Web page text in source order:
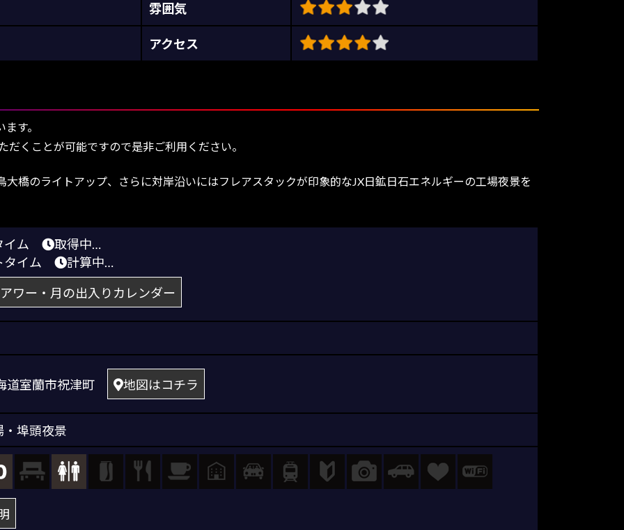
雰囲気
アクセス
す。
だくことが可能ですので是非ご利用ください。
橋のライトアップ、さらに対岸沿いにはフレアスタックが印象的なJX日鉱日石エネルギーの工場夜景を
イム
取得中…
タイム
計算中…
ワー・月の出入りカレンダー
道室蘭市祝津町 地図はコチラ
・埠頭夜景